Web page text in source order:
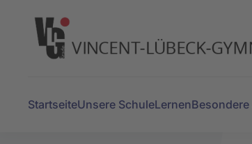
Zum Hauptinhalt springen
StartseiteUnsere SchuleLernen